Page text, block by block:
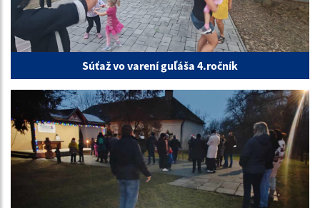
Súťaž vo varení guľáša 4.ročník